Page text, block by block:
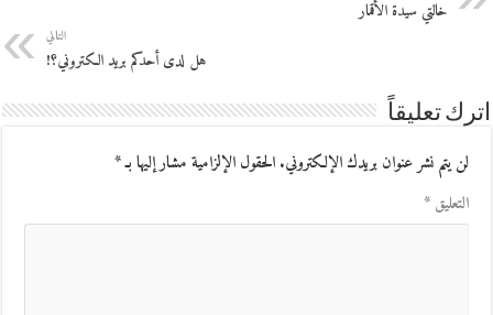
خالتي سيدة الأقمار
التالي
هل لدى أحدكم بريد الكتروني؟!
اترك تعليقاً
لن يتم نشر عنوان بريدك الإلكتروني.الحقول الإلزامية مشار إليها بـ*
التعليق*